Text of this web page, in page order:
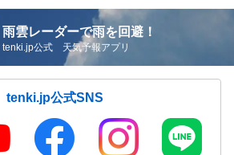
雨雲レーダーで雨を回避！
tenki.jp公式 天気予報アプリ
tenki.jp公式SNS